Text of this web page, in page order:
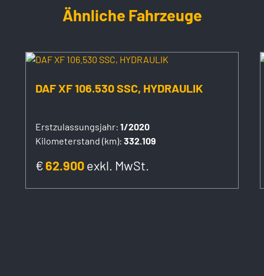
Ähnliche Fahrzeuge
DAF XF 106.530 SSC, HYDRAULIK
Erstzulassungsjahr: 1/2020
Kilometerstand (km): 332.109
€62.900exkl. MwSt.